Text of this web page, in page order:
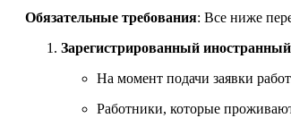
Обязательные требования: Все ниже
Зарегистрированный иностранный
На момент подачи заявки
Работники, которые